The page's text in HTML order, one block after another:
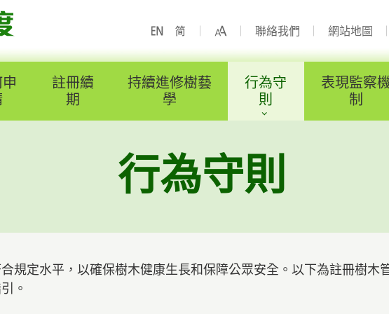
聯絡我們 網站地圖
註冊續
期
持續進修樹藝
學
持續進修樹藝學應用指引
行為守
則
表現監察
制
行為守則
規定水平，以確保樹木健康生長和保障公眾安全。以下為註冊樹木
。